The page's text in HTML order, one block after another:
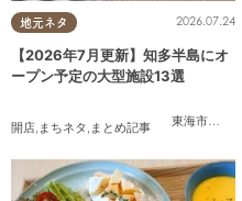
地元ネタ
東海市
,大府市
2026.07.24
【2026年7月更新】知多半島にオ
ープン予定の大型施設13選
開店, まちネタ , まとめ記事